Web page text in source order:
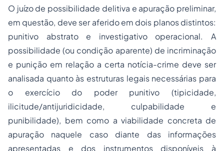
O juízo de possibilidade delitiva e apuração preliminar,
em questão, deve ser aferido em dois planos distintos:
punitivo abstrato e investigativo operacional. A
possibilidade (ou condição aparente) de incriminação
e punição em relação a certa notícia-crime deve ser
analisada quanto às estruturas legais necessárias para
o exercício do poder punitivo (tipicidade,
ilicitude/antijuridicidade, culpabilidade e
punibilidade), bem como a viabilidade concreta de
apuração naquele caso diante das informações
apresentadas e dos instrumentos disponíveis à